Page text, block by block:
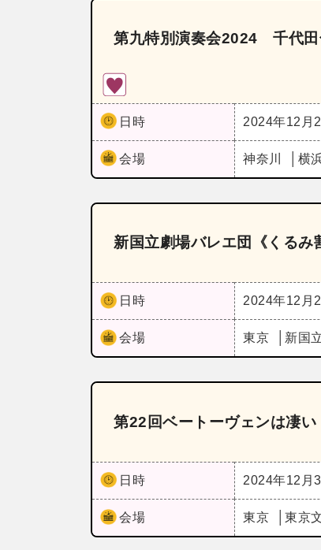
第九特別演奏会2024 千代田
日時 2024年12月
会場 神奈川 横
新国立劇場バレエ団《くるみ
日時 2024年12月
会場 東京 新国
第22回ベートーヴェンは凄
日時 2024年12月
会場 東京 東京